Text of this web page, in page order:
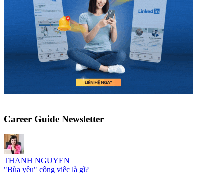
Career Guide Newsletter
THANH NGUYEN
"Bùa yêu" công việc là gì?